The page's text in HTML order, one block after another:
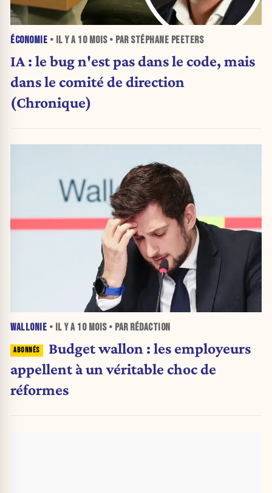
ÉCONOMIE • IL Y A 10 MOIS• PAR STÉPHANE PEETERS
IA : le bug n'est pas dans le code, mais
dans le comité de direction
(Chronique)
WALLONIE • IL Y A 10 MOIS• PAR RÉDACTION
Budget wallon : les employeurs
appellent à un véritable choc de
réformes